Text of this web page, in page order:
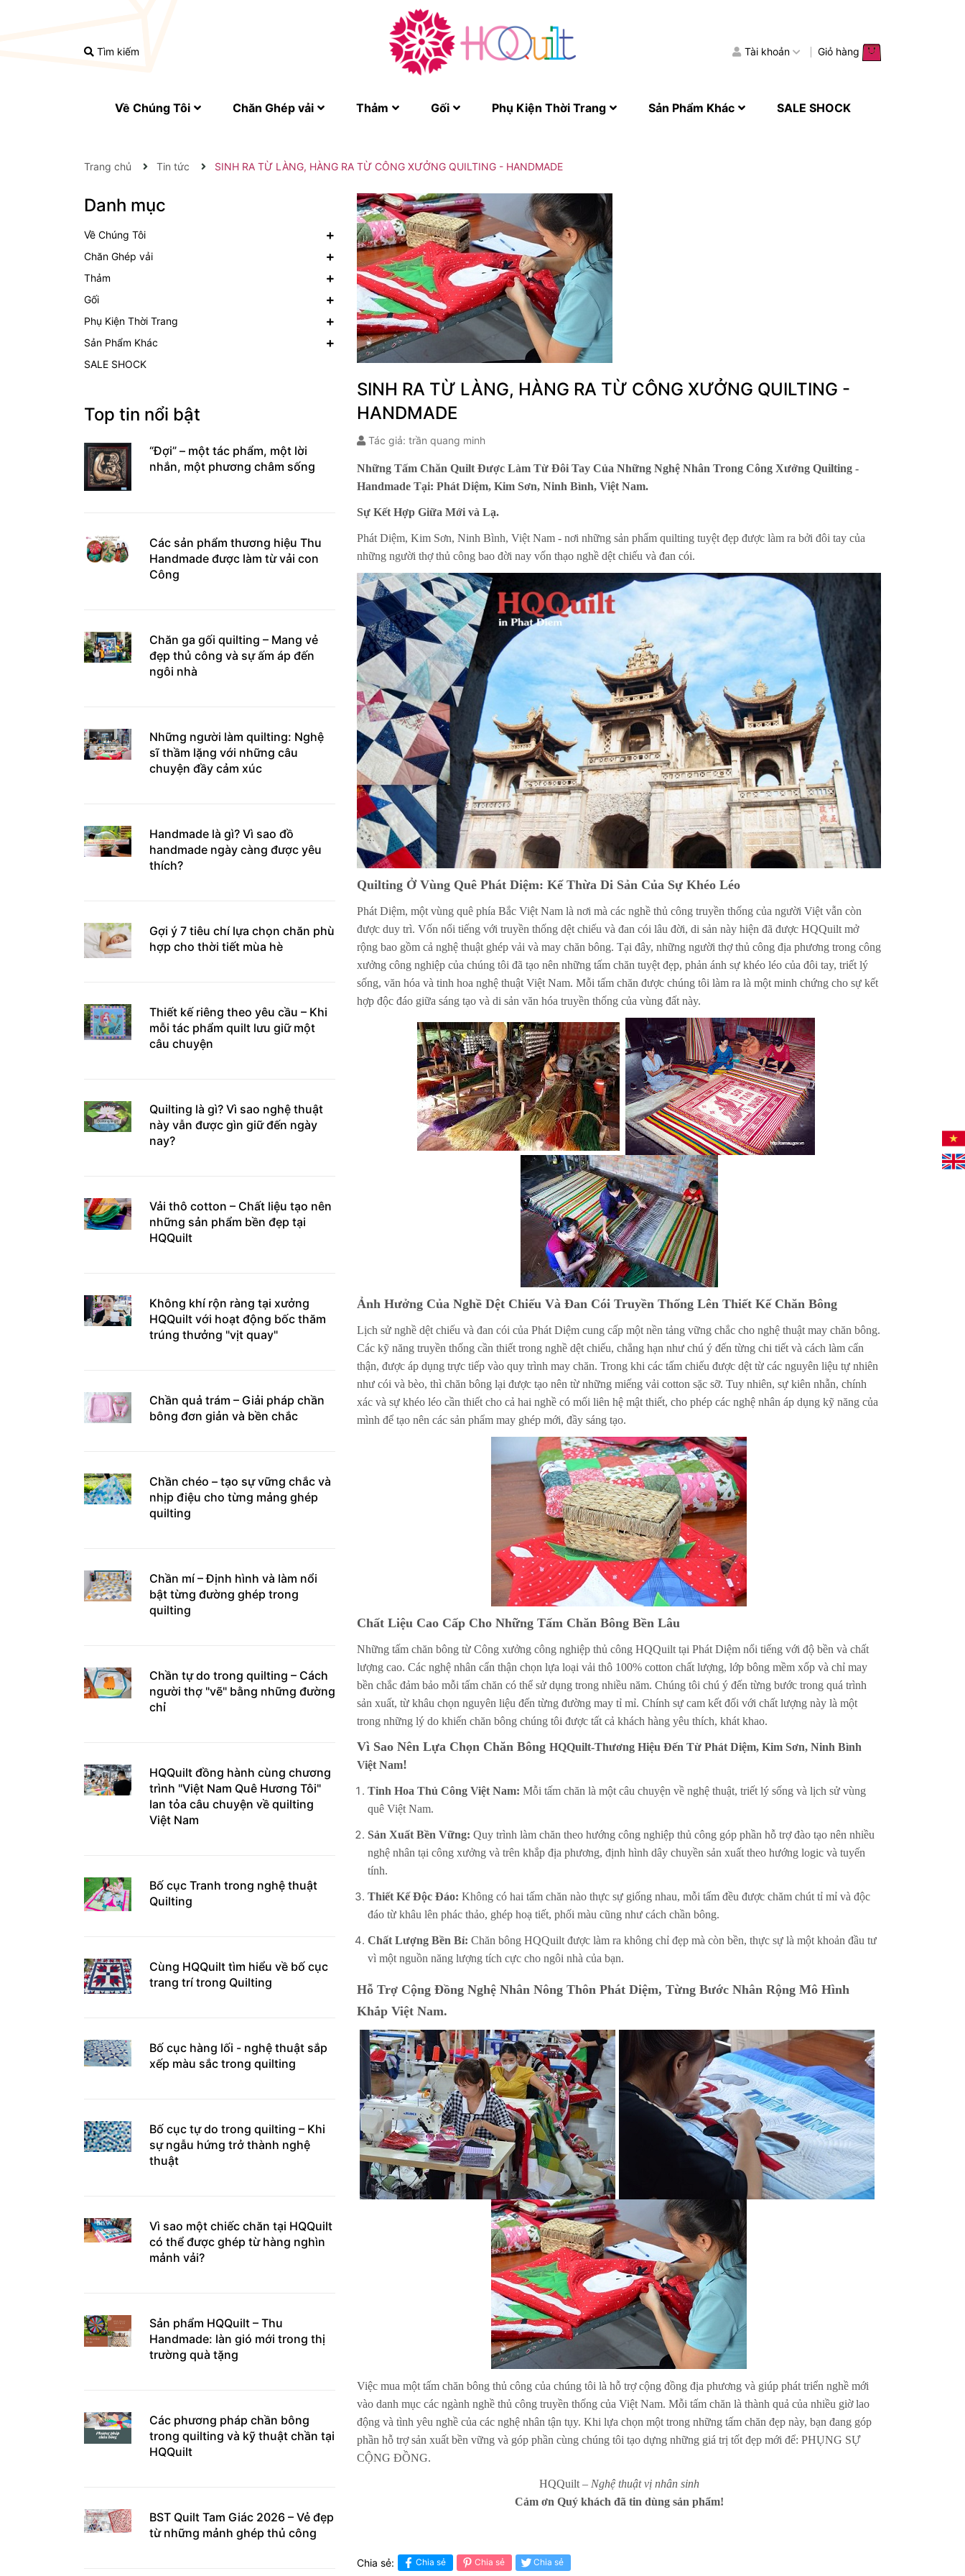
Tìm kiếm Tài khoản Giỏ hàng
Về Chúng Tôi Chăn Ghép vải Thảm Gối Phụ Kiện Thời Trang Sản Phẩm Khác SALE SHOCK
Trang chủ Tin tức SINH RA TỪ LÀNG, HÀNG RA TỪ CÔNG XƯỞNG QUILTING - HANDMADE
Danh mục
Về Chúng Tôi
Chăn Ghép vải
Thảm
Gối
Phụ Kiện Thời Trang
Sản Phẩm Khác
SALE SHOCK
Top tin nổi bật
“Đợi” – một tác phẩm, một lời
nhắn, một phương châm sống
Các sản phẩm thương hiệu Thu
Handmade được làm từ vải con
Công
Chăn ga gối quilting – Mang vẻ
đẹp thủ công và sự ấm áp đến
ngôi nhà
Những người làm quilting: Nghệ
sĩ thầm lặng với những câu
chuyện đầy cảm xúc
Handmade là gì? Vì sao đồ
handmade ngày càng được yêu
thích?
Gợi ý 7 tiêu chí lựa chọn chăn phù
hợp cho thời tiết mùa hè
Thiết kế riêng theo yêu cầu – Khi
mỗi tác phẩm quilt lưu giữ một
câu chuyện
Quilting là gì? Vì sao nghệ thuật
này vẫn được gìn giữ đến ngày
nay?
Vải thô cotton – Chất liệu tạo nên
những sản phẩm bền đẹp tại
HQQuilt
Không khí rộn ràng tại xưởng
HQQuilt với hoạt động bốc thăm
trúng thưởng "vịt quay"
Chần quả trám – Giải pháp chần
bông đơn giản và bền chắc
Chần chéo – tạo sự vững chắc và
nhịp điệu cho từng mảng ghép
quilting
Chần mí – Định hình và làm nổi
bật từng đường ghép trong
quilting
Chần tự do trong quilting – Cách
người thợ "vẽ" bằng những đường
chỉ
HQQuilt đồng hành cùng chương
trình "Việt Nam Quê Hương Tôi"
lan tỏa câu chuyện về quilting
Việt Nam
Bố cục Tranh trong nghệ thuật
Quilting
Cùng HQQuilt tìm hiểu về bố cục
trang trí trong Quilting
Bố cục hàng lối - nghệ thuật sắp
xếp màu sắc trong quilting
Bố cục tự do trong quilting – Khi
sự ngẫu hứng trở thành nghệ
thuật
Vì sao một chiếc chăn tại HQQuilt
có thể được ghép từ hàng nghìn
mảnh vải?
Sản phẩm HQQuilt – Thu
Handmade: làn gió mới trong thị
trường quà tặng
Các phương pháp chần bông
trong quilting và kỹ thuật chần tại
HQQuilt
BST Quilt Tam Giác 2026 – Vẻ đẹp
từ những mảnh ghép thủ công
SINH RA TỪ LÀNG, HÀNG RA TỪ CÔNG XƯỞNG QUILTING -
HANDMADE
Tác giả: trần quang minh
Những Tấm Chăn Quilt Được Làm Từ Đôi Tay Của Những Nghệ Nhân Trong Công Xưởng Quilting -
Handmade Tại: Phát Diệm, Kim Sơn, Ninh Bình, Việt Nam.
Sự Kết Hợp Giữa Mới và Lạ.
Phát Diệm, Kim Sơn, Ninh Bình, Việt Nam - nơi những sản phẩm quilting tuyệt đẹp được làm ra bởi đôi tay của
những người thợ thủ công bao đời nay vốn thạo nghề dệt chiếu và đan cói.
Quilting Ở Vùng Quê Phát Diệm: Kế Thừa Di Sản Của Sự Khéo Léo
Phát Diệm, một vùng quê phía Bắc Việt Nam là nơi mà các nghề thủ công truyền thống của người Việt vẫn còn
được duy trì. Vốn nổi tiếng với truyền thống dệt chiếu và đan cói lâu đời, di sản này hiện đã được HQQuilt mở
rộng bao gồm cả nghệ thuật ghép vải và may chăn bông. Tại đây, những người thợ thủ công địa phương trong công
xưởng công nghiệp của chúng tôi đã tạo nên những tấm chăn tuyệt đẹp, phản ánh sự khéo léo của đôi tay, triết lý
sống, văn hóa và tinh hoa nghệ thuật Việt Nam. Mỗi tấm chăn được chúng tôi làm ra là một minh chứng cho sự kết
hợp độc đáo giữa sáng tạo và di sản văn hóa truyền thống của vùng đất này.
Ảnh Hưởng Của Nghề Dệt Chiếu Và Đan Cói Truyền Thống Lên Thiết Kế Chăn Bông
Lịch sử nghề dệt chiếu và đan cói của Phát Diệm cung cấp một nền tảng vững chắc cho nghệ thuật may chăn bông.
Các kỹ năng truyền thống cần thiết trong nghề dệt chiếu, chẳng hạn như chú ý đến từng chi tiết và cách làm cẩn
thận, được áp dụng trực tiếp vào quy trình may chăn. Trong khi các tấm chiếu được dệt từ các nguyên liệu tự nhiên
như cói và bèo, thì chăn bông lại được tạo nên từ những miếng vải cotton sặc sỡ. Tuy nhiên, sự kiên nhẫn, chính
xác và sự khéo léo cần thiết cho cả hai nghề có mối liên hệ mật thiết, cho phép các nghệ nhân áp dụng kỹ năng của
mình để tạo nên các sản phẩm may ghép mới, đầy sáng tạo.
Chất Liệu Cao Cấp Cho Những Tấm Chăn Bông Bền Lâu
Những tấm chăn bông từ Công xưởng công nghiệp thủ công HQQuilt tại Phát Diệm nổi tiếng với độ bền và chất
lượng cao. Các nghệ nhân cẩn thận chọn lựa loại vải thô 100% cotton chất lượng, lớp bông mềm xốp và chỉ may
bền chắc đảm bảo mỗi tấm chăn có thể sử dụng trong nhiều năm. Chúng tôi chú ý đến từng bước trong quá trình
sản xuất, từ khâu chọn nguyên liệu đến từng đường may tỉ mỉ. Chính sự cam kết đối với chất lượng này là một
trong những lý do khiến chăn bông chúng tôi được tất cả khách hàng yêu thích, khát khao.
Vì Sao Nên Lựa Chọn Chăn Bông HQQuilt-Thương Hiệu Đến Từ Phát Diệm, Kim Sơn, Ninh Bình
Việt Nam!
Tinh Hoa Thủ Công Việt Nam: Mỗi tấm chăn là một câu chuyện về nghệ thuật, triết lý sống và lịch sử vùng
quê Việt Nam.
Sản Xuất Bền Vững: Quy trình làm chăn theo hướng công nghiệp thủ công góp phần hỗ trợ đào tạo nên nhiều
nghệ nhân tại công xưởng và trên khắp địa phương, định hình dây chuyền sản xuất theo hướng logic và tuyến
tính.
Thiết Kế Độc Đáo: Không có hai tấm chăn nào thực sự giống nhau, mỗi tấm đều được chăm chút tỉ mỉ và độc
đáo từ khâu lên phác thảo, ghép hoạ tiết, phối màu cũng như cách chần bông.
Chất Lượng Bền Bỉ: Chăn bông HQQuilt được làm ra không chỉ đẹp mà còn bền, thực sự là một khoản đầu tư
vì một nguồn năng lượng tích cực cho ngôi nhà của bạn.
Hỗ Trợ Cộng Đồng Nghệ Nhân Nông Thôn Phát Diệm, Từng Bước Nhân Rộng Mô Hình
Khắp Việt Nam.
Việc mua một tấm chăn bông thủ công của chúng tôi là hỗ trợ cộng đồng địa phương và giúp phát triển nghề mới
vào danh mục các ngành nghề thủ công truyền thống của Việt Nam. Mỗi tấm chăn là thành quả của nhiều giờ lao
động và tình yêu nghề của các nghệ nhân tận tụy. Khi lựa chọn một trong những tấm chăn đẹp này, bạn đang góp
phần hỗ trợ sản xuất bền vững và góp phần cùng chúng tôi tạo dựng những giá trị tốt đẹp mới để: PHỤNG SỰ
CỘNG ĐỒNG.
HQQuilt – Nghệ thuật vị nhân sinh
Cảm ơn Quý khách đã tin dùng sản phẩm!
Chia sẻ: Chia sẻ Chia sẻ Chia sẻ